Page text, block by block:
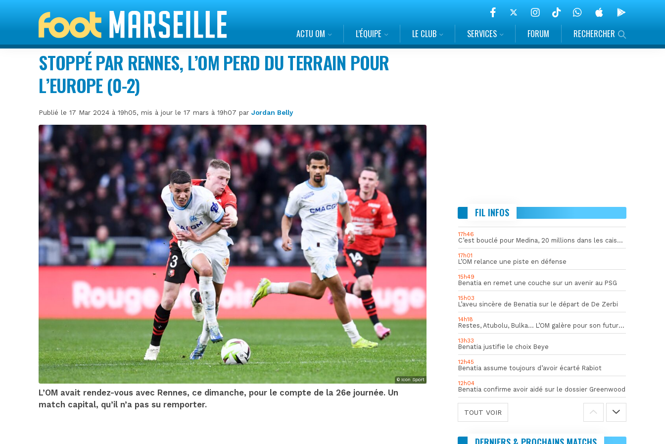
ACTU OM L’ÉQUIPE LE CLUB SERVICES FORUM RECHERCHER
STOPPÉ PAR RENNES, L’OM PERD DU TERRAIN POUR
L’EUROPE (0-2)
Publié le 17 Mar 2024 à 19h05, mis à jour le 17 mars à 19h07 parJordan Belly
© Icon Sport
L’OM avait rendez-vous avec Rennes, ce dimanche, pour le compte de la 26e journée. Un
match capital, qu’il n’a pas su remporter.
FIL INFOS
17h46
C’est bouclé pour Medina, 20 millions dans les caisses de l’OM
17h01
L’OM relance une piste en défense
15h49
Benatia en remet une couche sur un avenir au PSG
15h03
L’aveu sincère de Benatia sur le départ de De Zerbi
14h18
Restes, Atubolu, Bulka… L’OM galère pour son futur gardien numéro 1
13h33
Benatia justifie le choix Beye
12h45
Benatia assume toujours d’avoir écarté Rabiot
12h04
Benatia confirme avoir aidé sur le dossier Greenwood
TOUT VOIR